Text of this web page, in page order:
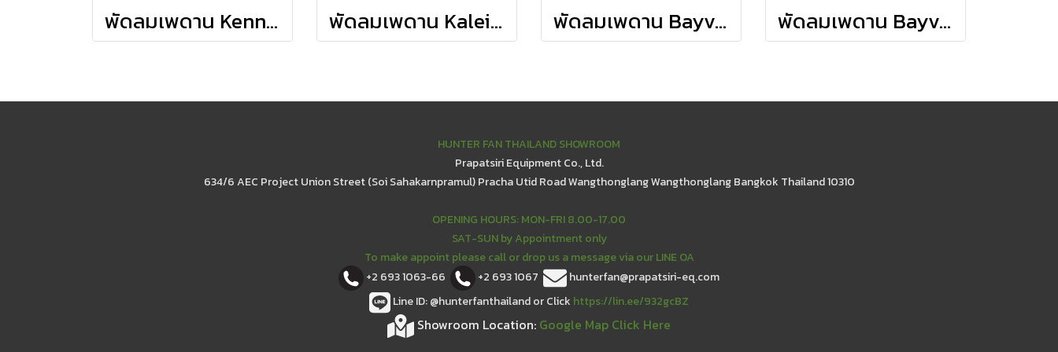
พัดลมเพดาน Kennicott - Fresh White พัดลมเพดาน Kaleidoscpoe - Matte Black พัดลมเพดาน Bayview - NewBronze พัดลมเพดาน Bayview - Fresh White
HUNTER FAN THAILAND SHOWROOM
Prapatsiri Equipment Co., Ltd.
634/6 AEC Project Union Street (Soi Sahakarnpramul) Pracha Utid Road Wangthonglang Wangthonglang Bangkok Thailand 10310
OPENING HOURS: MON-FRI 8.00-17.00
SAT-SUN by Appointment only
To make appoint please call or drop us a message via our LINE OA
+2 693 1063-66
+2 693 1067
hunterfan@prapatsiri-eq.com
Line ID: @hunterfanthailand or Click https://lin.ee/932gcBZ
Showroom Location: Google Map Click Here